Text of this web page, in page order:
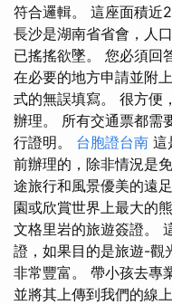
符合邏輯。 這座面積近
長沙是湖南省省會，人
已搖搖欲墜。 您必須回
在必要的地方申請並附
式的無誤填寫。 很方便
辦理。 所有交通票都需
行證明。 台胞證台南 這
前辦理的，除非情況是
途旅行和風景優美的遠
園或欣賞世界上最大的
文格里岩的旅遊簽證。
證，如果目的是旅遊-觀
非常豐富。 帶小孩去專
並將其上傳到我們的線